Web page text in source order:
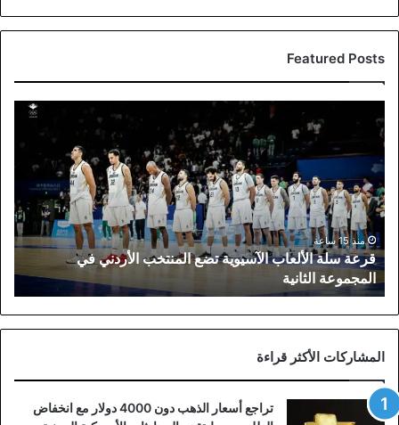
Featured Posts
سلة
الألعاب
الآسيوية
تضع
المنتخب
الأردني
في
المجموعة
الثانية
منذ 15 ساعة
قرعة سلة الألعاب الآسيوية تضع المنتخب الأردني في
المجموعة الثانية
المشاركات الأكثر قراءة
تراجع أسعار الذهب دون 4000 دولار مع انخفاض